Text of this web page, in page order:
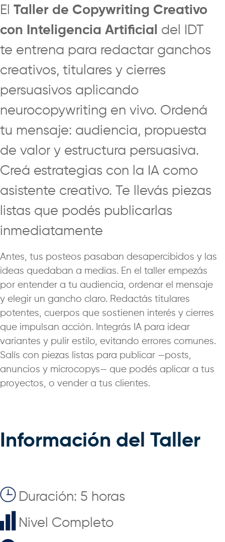
El Taller de Copywriting Creativo
con Inteligencia Artificial del IDT
te entrena para redactar ganchos
creativos, titulares y cierres
persuasivos aplicando
neurocopywriting en vivo. Ordená
tu mensaje: audiencia, propuesta
de valor y estructura persuasiva.
Creá estrategias con la IA como
asistente creativo. Te llevás piezas
listas que podés publicarlas
inmediatamente
Antes, tus posteos pasaban desapercibidos y las
ideas quedaban a medias. En el taller empezás
por entender a tu audiencia, ordenar el mensaje
y elegir un gancho claro. Redactás titulares
potentes, cuerpos que sostienen interés y cierres
que impulsan acción. Integrás IA para idear
variantes y pulir estilo, evitando errores comunes.
Salís con piezas listas para publicar —posts,
anuncios y microcopys— que podés aplicar a tus
proyectos, o vender a tus clientes.
Información del Taller
Duración: 5 horas
Nivel Completo